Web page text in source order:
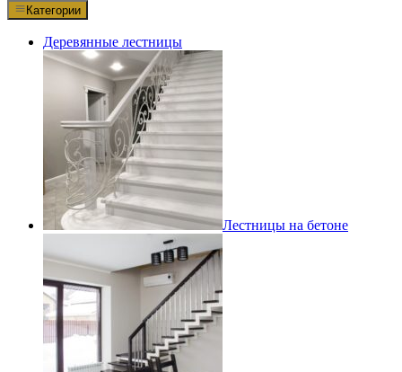
Категории
Деревянные лестницы
Лестницы на бетоне